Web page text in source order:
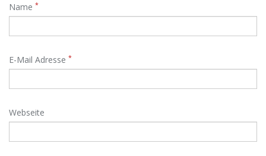
Name *
E-Mail Adresse *
Webseite